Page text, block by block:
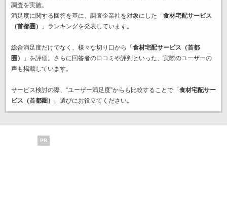
調査を実施。
満足度に関する回答を基に、調査企業社を対象にした「 食材宅配サービス
（首都圏）
」ランキングを発表しています。
総合満足度だけでなく、様々な切り口から「 食材宅配サービス（首都
圏）
」を評価。さらに回答者の口コミや評判といった、実際のユーザーの
声も掲載しています。
サービス検討の際、“ユーザー満足度”からも比較することで「 食材宅配サー
ビス（首都圏）
」選びにお役立てください。
PR